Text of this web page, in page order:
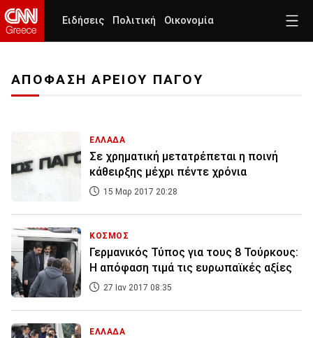
Ειδήσεις Πολιτική Οικονομία
ΑΠΟΦΑΣΗ ΑΡΕΙΟΥ ΠΑΓΟΥ
ΕΛΛΑΔΑ
Σε χρηματική μετατρέπεται η ποινή
κάθειρξης μέχρι πέντε χρόνια
15 Μαρ 2017 20:28
ΚΟΣΜΟΣ
Γερμανικός Τύπος για τους 8 Τούρκους:
Η απόφαση τιμά τις ευρωπαϊκές αξίες
27 Ιαν 2017 08:35
ΕΛΛΑΔΑ